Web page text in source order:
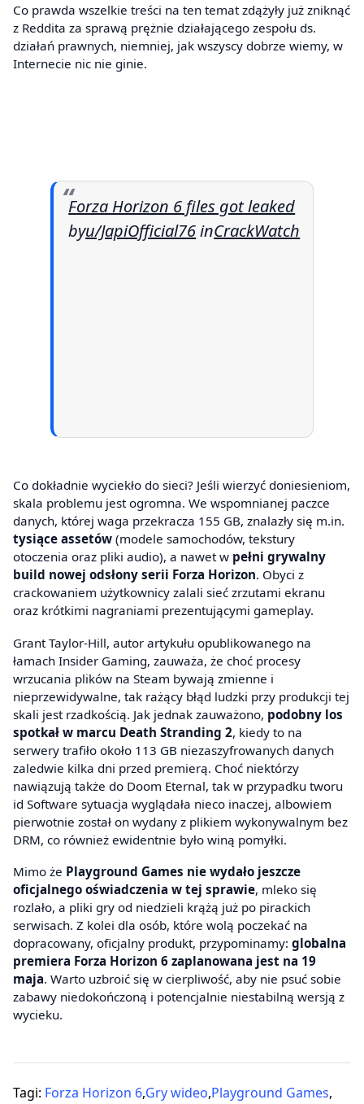
Co prawda wszelkie treści na ten temat zdążyły już zniknąć
z Reddita za sprawą prężnie działającego zespołu ds.
działań prawnych, niemniej, jak wszyscy dobrze wiemy, w
Internecie nic nie ginie.
Forza Horizon 6 files got leaked
byu/JapiOfficial76inCrackWatch
Co dokładnie wyciekło do sieci? Jeśli wierzyć doniesieniom,
skala problemu jest ogromna. We wspomnianej paczce
danych, której waga przekracza 155 GB, znalazły się m.in.
tysiące assetów (modele samochodów, tekstury
otoczenia oraz pliki audio), a nawet w pełni grywalny
build nowej odsłony serii Forza Horizon. Obyci z
crackowaniem użytkownicy zalali sieć zrzutami ekranu
oraz krótkimi nagraniami prezentującymi gameplay.
Grant Taylor-Hill, autor artykułu opublikowanego na
łamach Insider Gaming, zauważa, że choć procesy
wrzucania plików na Steam bywają zmienne i
nieprzewidywalne, tak rażący błąd ludzki przy produkcji tej
skali jest rzadkością. Jak jednak zauważono, podobny los
spotkał w marcu Death Stranding 2, kiedy to na
serwery trafiło około 113 GB niezaszyfrowanych danych
zaledwie kilka dni przed premierą. Choć niektórzy
nawiązują także do Doom Eternal, tak w przypadku tworu
id Software sytuacja wyglądała nieco inaczej, albowiem
pierwotnie został on wydany z plikiem wykonywalnym bez
DRM, co również ewidentnie było winą pomyłki.
Mimo że Playground Games nie wydało jeszcze
oficjalnego oświadczenia w tej sprawie, mleko się
rozlało, a pliki gry od niedzieli krążą już po pirackich
serwisach. Z kolei dla osób, które wolą poczekać na
dopracowany, oficjalny produkt, przypominamy: globalna
premiera Forza Horizon 6 zaplanowana jest na 19
maja. Warto uzbroić się w cierpliwość, aby nie psuć sobie
zabawy niedokończoną i potencjalnie niestabilną wersją z
wycieku.
Tagi: Forza Horizon 6,Gry wideo,Playground Games,